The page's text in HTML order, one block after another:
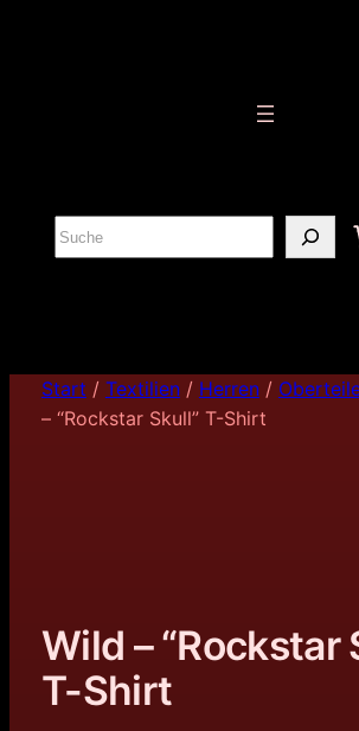
S
u
Start / Textilien/ Herren/
– “Rockstar Skull” T-Shirt
Wild – “Rockstar
T-Shirt